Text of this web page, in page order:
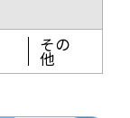
その
他